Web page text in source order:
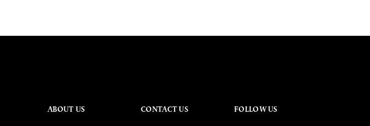
ABOUT US CONTACT US FOLLOW US